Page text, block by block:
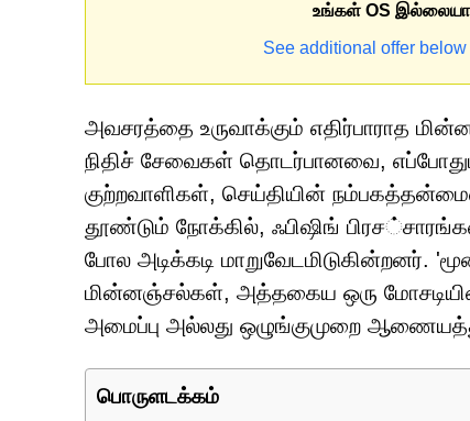
உங்கள் OS
See additional offer
அவசரத்தை உருவாக்கும் எதிர்பாராத
நிதிச் சேவைகள் தொடர்பானவை,
குற்றவாளிகள், செய்தியின்
தூண்டும் நோக்கில், ஃபிஷிங்
போல அடிக்கடி மாறுவேடமிடுகின்றனர்.
மின்னஞ்சல்கள், அத்தகைய ஒரு
அமைப்பு அல்லது ஒழுங்குமுறை
பொருளடக்கம்